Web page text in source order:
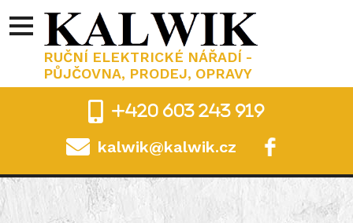
RUČNÍ ELEKTRICKÉ NÁŘADÍ -
PŮJČOVNA, PRODEJ, OPRAVY
+420 603 243 919
kalwik@kalwik.cz .